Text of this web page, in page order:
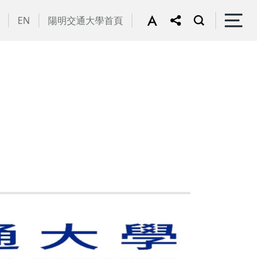
EN 陽明交通大學首頁